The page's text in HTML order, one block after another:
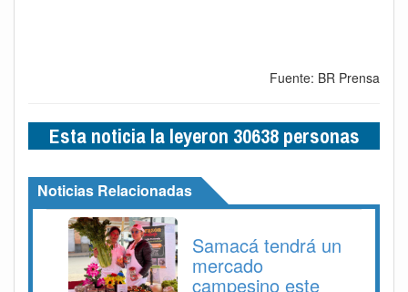
Fuente: BR Prensa
Esta noticia la leyeron 30638 personas
Noticias Relacionadas
Samacá tendrá un
mercado
campesino este